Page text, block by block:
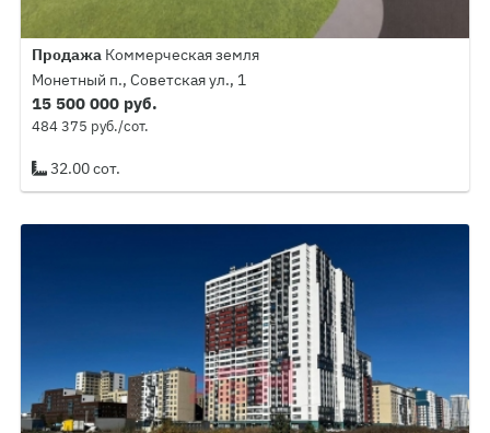
Продажа Коммерческая земля
Монетный п., Советская ул., 1
15 500 000 руб.
484 375 руб./сот.
32.00 сот.